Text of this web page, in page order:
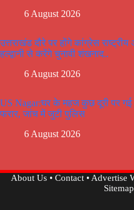
6 August 2026
उत्तराखंड दौरे पर होंगे कांग्रेस
हल्द्वानी से करेंगे चुनावी शंखनाद..
6 August 2026
US Nagar:घर के महज कुछ दूरी पर गई
फरार, जांच में जुटी पुलिस
6 August 2026
About Us• Contact•Advertise
Sitemap